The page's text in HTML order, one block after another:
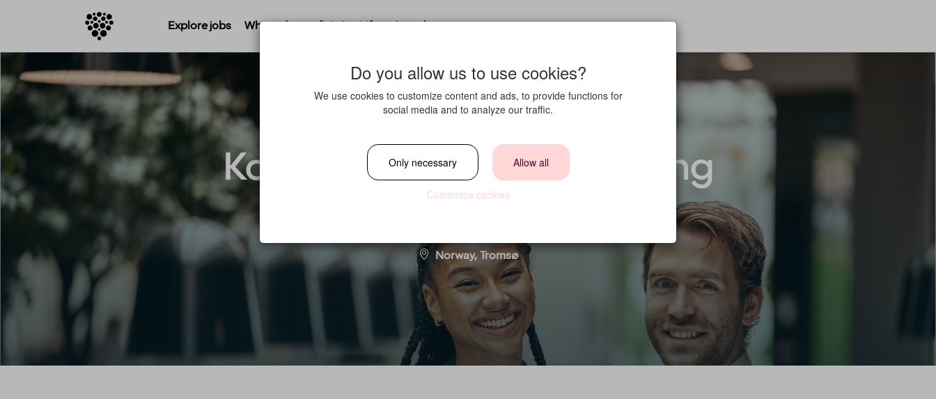
Explore jobs Where do you fit in? Life at Strawberry
Konferansevert i 20% stilling
Norway, Tromsø
Do you allow us to use cookies?
We use cookies to customize content and ads, to provide functions for
social media and to analyze our traffic.
Only necessary Allow all
Customize cookies